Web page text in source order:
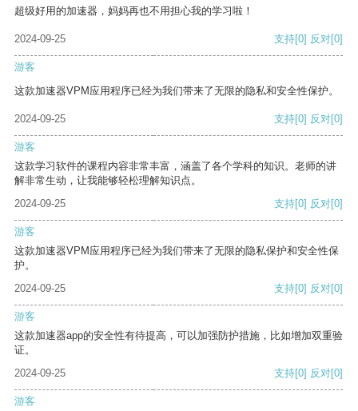
超级好用的加速器，妈妈再也不用担心我的学习啦！
2024-09-25 支持[0] 反对[0]
游客
这款加速器VPM应用程序已经为我们带来了无限的隐私和安全性保护。
2024-09-25 支持[0] 反对[0]
游客
这款学习软件的课程内容非常丰富，涵盖了各个学科的知识。老师的讲
解非常生动，让我能够轻松理解知识点。
2024-09-25
支持[0] 反对[0]
游客
这款加速器VPM应用程序已经为我们带来了无限的隐私保护和安全性保
护。
2024-09-25
支持[0] 反对[0]
游客
这款加速器app的安全性有待提高，可以加强防护措施，比如增加双重验
证。
2024-09-25
支持[0] 反对[0]
游客